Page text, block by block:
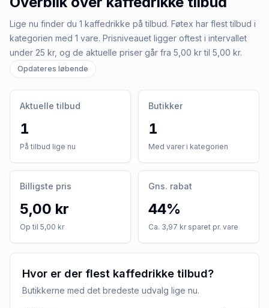
Lige nu finder du 1 kaffedrikke på tilbud. Føtex har flest tilbud i
kategorien med 1 vare. Prisniveauet ligger oftest i intervallet
under 25 kr, og de aktuelle priser går fra 5,00 kr til 5,00 kr.
Opdateres løbende
Aktuelle tilbud
1
På tilbud lige nu
Butikker
1
Med varer i kategorien
Billigste pris
5,00 kr
Op til 5,00 kr
Gns. rabat
44%
Ca. 3,97 kr sparet pr. vare
Hvor er der flest kaffedrikke tilbud?
Butikkerne med det bredeste udvalg lige nu.